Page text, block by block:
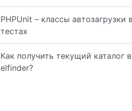
PHPUnit – классы автозагрузки в
тестах
Как получить текущий каталог в
elfinder?